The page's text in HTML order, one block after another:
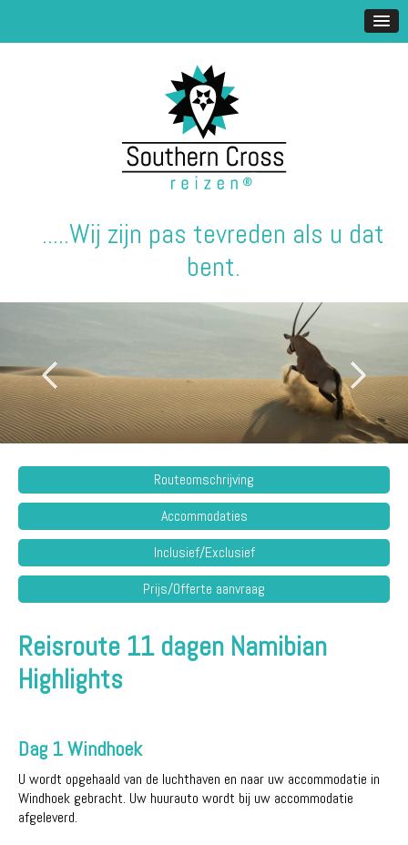
.....Wij zijn pas tevreden als u dat
bent.
Routeomschrijving
Accommodaties
Inclusief/Exclusief
Prijs/Offerte aanvraag
Reisroute 11 dagen Namibian
Highlights
Dag 1 Windhoek
U wordt opgehaald van de luchthaven en naar uw accommodatie in
Windhoek gebracht. Uw huurauto wordt bij uw accommodatie
afgeleverd.